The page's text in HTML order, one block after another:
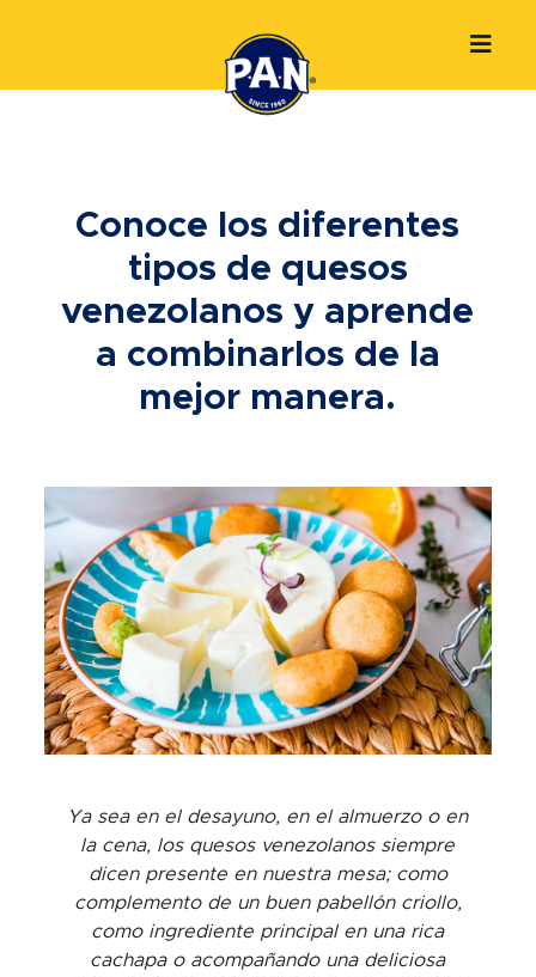
Conoce los diferentes
tipos de quesos
venezolanos y aprende
a combinarlos de la
mejor manera.
Ya sea en el desayuno, en el almuerzo o en
la cena, los quesos venezolanos siempre
dicen presente en nuestra mesa; como
complemento de un buen pabellón criollo,
como ingrediente principal en una rica
cachapa o acompañando una deliciosa